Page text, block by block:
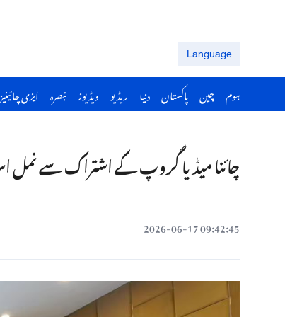
Language
ہوم چین پاکستان دنیا ریڈیو ویڈیوز تبصرہ ایزی چائینیز
چائنا میڈیا گروپ کے اشتراک سے نمل اسلام آباد میں
09:42:45 2026-06-17